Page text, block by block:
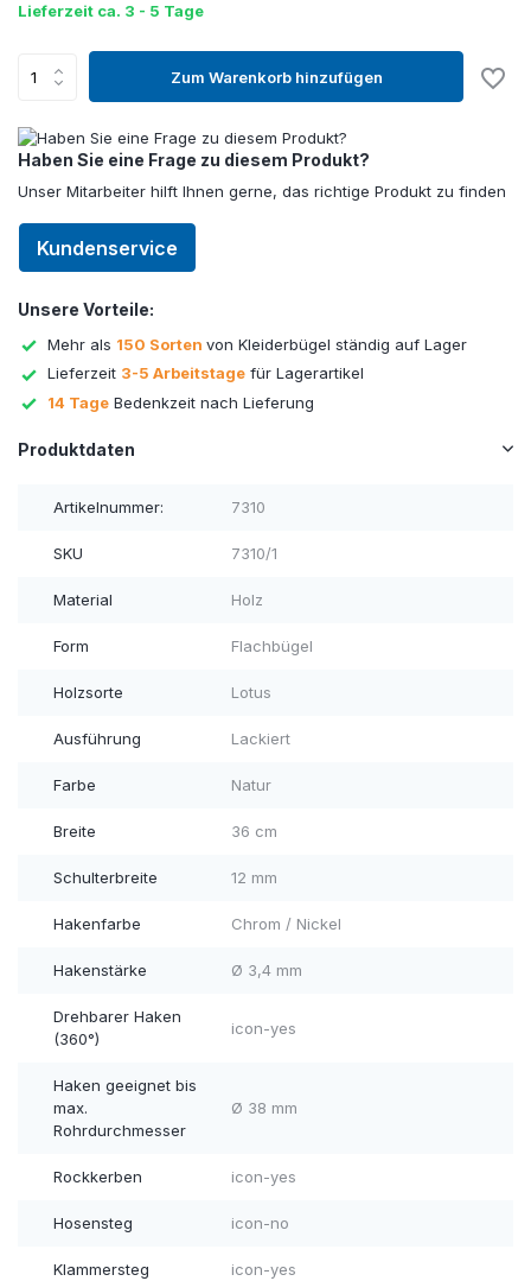
Lieferzeit ca. 3 - 5 Tage
Zum Warenkorb hinzufügen
Haben Sie eine Frage zu diesem Produkt?
Unser Mitarbeiter hilft Ihnen gerne, das richtige Produkt zu finden
Kundenservice
Unsere Vorteile:
Mehr als 150 Sorten von Kleiderbügel ständig auf Lager
Lieferzeit 3-5 Arbeitstage für Lagerartikel
14 Tage Bedenkzeit nach Lieferung
Produktdaten
Artikelnummer: 7310
SKU 7310/1
Material Holz
Form Flachbügel
Holzsorte Lotus
Ausführung Lackiert
Farbe Natur
Breite 36 cm
Schulterbreite 12 mm
Hakenfarbe Chrom / Nickel
Hakenstärke Ø 3,4 mm
Drehbarer Haken
(360°)
icon-yes
Haken geeignet bis
max.
Rohrdurchmesser
Ø 38 mm
Rockkerben icon-yes
Hosensteg icon-no
Klammersteg icon-yes